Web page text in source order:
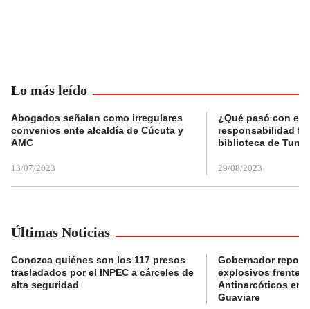
Lo más leído
Abogados señalan como irregulares
convenios ente alcaldía de Cúcuta y
AMC
13/07/2023
¿Qué pasó con el
responsabilidad
biblioteca de
29/08/2023
Últimas Noticias
Conozca quiénes son los 117 presos
trasladados por el INPEC a cárceles de
alta seguridad
Gobernador
explosivos frente a
Antinarcóticos en
Guaviare